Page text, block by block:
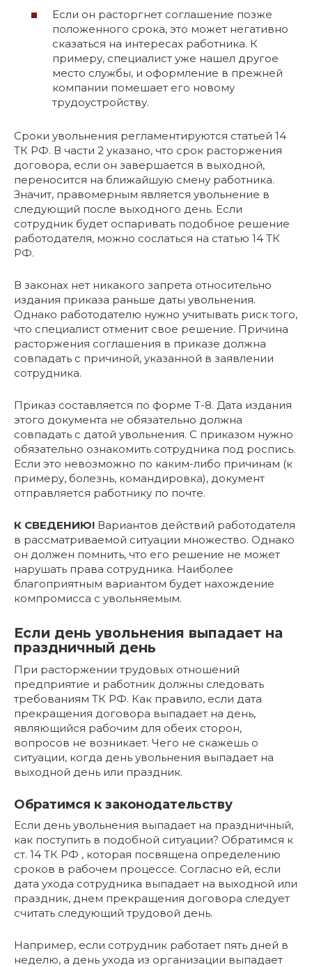
Если он расторгнет соглашение позже
положенного срока, это может негативно
сказаться на интересах работника. К
примеру, специалист уже нашел другое
место службы, и оформление в прежней
компании помешает его новому
трудоустройству.
Сроки увольнения регламентируются статьей 14
ТК РФ. В части 2 указано, что срок расторжения
договора, если он завершается в выходной,
переносится на ближайшую смену работника.
Значит, правомерным является увольнение в
следующий после выходного день. Если
сотрудник будет оспаривать подобное решение
работодателя, можно сослаться на статью 14 ТК
РФ.
В законах нет никакого запрета относительно
издания приказа раньше даты увольнения.
Однако работодателю нужно учитывать риск того,
что специалист отменит свое решение. Причина
расторжения соглашения в приказе должна
совпадать с причиной, указанной в заявлении
сотрудника.
Приказ составляется по форме Т-8. Дата издания
этого документа не обязательно должна
совпадать с датой увольнения. С приказом нужно
обязательно ознакомить сотрудника под роспись.
Если это невозможно по каким-либо причинам (к
примеру, болезнь, командировка), документ
отправляется работнику по почте.
К СВЕДЕНИЮ! Вариантов действий работодателя
в рассматриваемой ситуации множество. Однако
он должен помнить, что его решение не может
нарушать права сотрудника. Наиболее
благоприятным вариантом будет нахождение
компромисса с увольняемым.
Если день увольнения выпадает на
праздничный день
При расторжении трудовых отношений
предприятие и работник должны следовать
требованиям ТК РФ. Как правило, если дата
прекращения договора выпадает на день,
являющийся рабочим для обеих сторон,
вопросов не возникает. Чего не скажешь о
ситуации, когда день увольнения выпадает на
выходной день или праздник.
Обратимся к законодательству
Если день увольнения выпадает на праздничный,
как поступить в подобной ситуации? Обратимся к
ст. 14 ТК РФ , которая посвящена определению
сроков в рабочем процессе. Согласно ей, если
дата ухода сотрудника выпадает на выходной или
праздник, днем прекращения договора следует
считать следующий трудовой день.
Например, если сотрудник работает пять дней в
неделю, а день ухода из организации выпадает